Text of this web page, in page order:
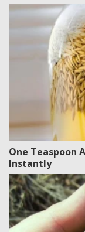
One Teaspoon
Instantly